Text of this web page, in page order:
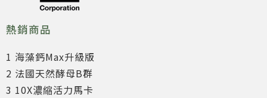
熱銷商品
1 海藻鈣Max升級版
2 法國天然酵母B群
3 10X濃縮活力馬卡